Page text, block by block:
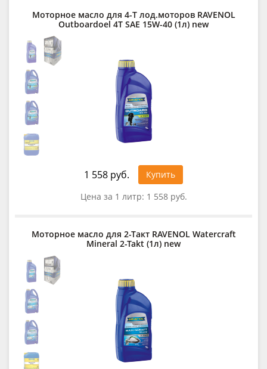
Моторное масло для 4-T лод.моторов RAVENOL
Outboardoel 4T SAE 15W-40 (1л) new
1 558 руб.
Купить
Цена за 1 литр: 1 558 руб.
Моторное масло для 2-Такт RAVENOL Watercraft
Mineral 2-Takt (1л) new